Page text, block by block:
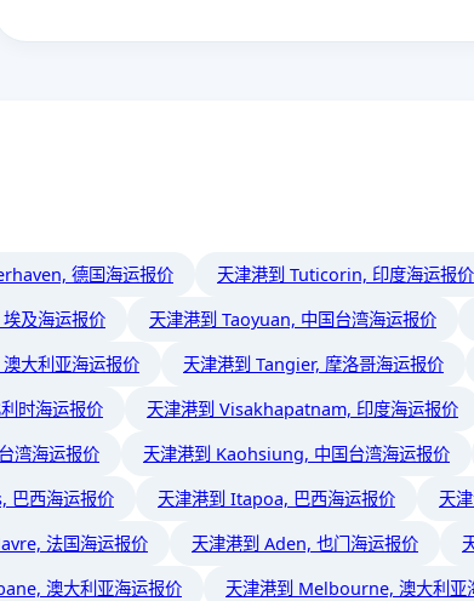
德国海运报价 天津港到 Tuticorin, 印度海运报价
及海运报价 天津港到 Taoyuan, 中国台湾海运报价
大利亚海运报价 天津港到 Tangier, 摩洛哥海运报价
时海运报价 天津港到 Visakhapatnam, 印度海运报价
湾海运报价 天津港到 Kaohsiung, 中国台湾海运报价
巴西海运报价 天津港到 Itapoa, 巴西海运报价
天
法国海运报价 天津港到 Aden, 也门海运报价
澳大利亚海运报价 天津港到 Melbourne, 澳大利亚